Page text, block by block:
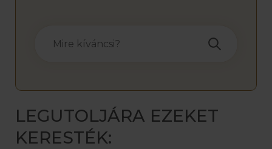
LEGUTOLJÁRA EZEKET
KERESTÉK: